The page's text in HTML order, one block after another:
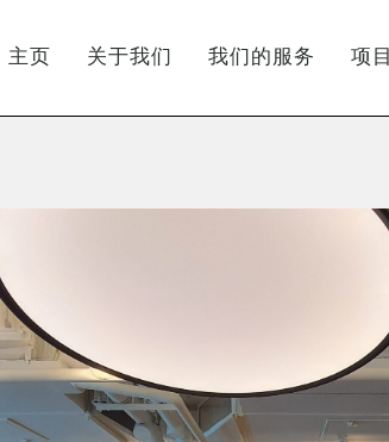
主页 关于我们 我们的服务 项目